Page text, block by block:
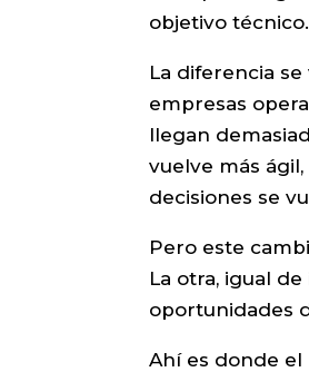
objetivo técnico.
La diferencia
empresas
llegan
vuelve más
decisiones se
Pero este
La otra, igual
oportunidades
Ahí es donde